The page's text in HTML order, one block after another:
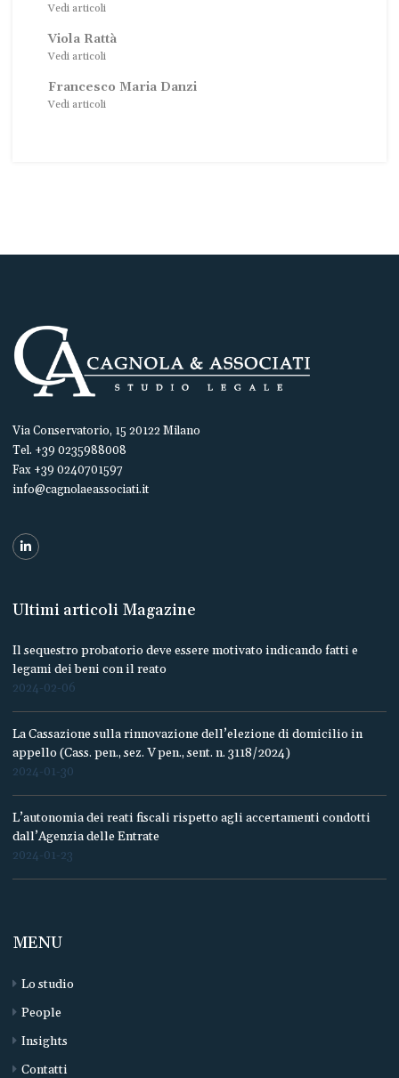
Vedi articoli
Viola Rattà
Vedi articoli
Francesco Maria Danzi
Vedi articoli
Via Conservatorio, 15 20122 Milano
Tel. +39 0235988008
Fax +39 0240701597
info@cagnolaeassociati.it
Ultimi articoli Magazine
Il sequestro probatorio deve essere motivato indicando fatti e
legami dei beni con il reato
2024-02-06
La Cassazione sulla rinnovazione dell’elezione di domicilio in
appello (Cass. pen., sez. V pen., sent. n. 3118/2024)
2024-01-30
L’autonomia dei reati fiscali rispetto agli accertamenti condotti
dall’Agenzia delle Entrate
2024-01-23
MENU
Lo studio
People
Insights
Contatti